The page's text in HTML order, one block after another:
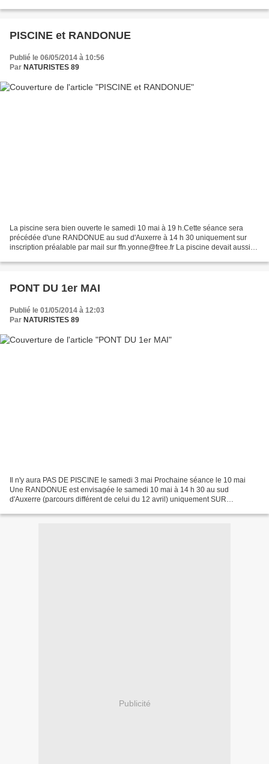
PISCINE et RANDONUE
Publié le 06/05/2014 à 10:56
Par NATURISTES 89
La piscine sera bien ouverte le samedi 10 mai à 19 h.Cette séance sera
précédée d'une RANDONUE au sud d'Auxerre à 14 h 30 uniquement sur
inscription préalable par mail sur ffn.yonne@free.fr La piscine devait aussi
PONT DU 1er MAI
Publié le 01/05/2014 à 12:03
Par NATURISTES 89
Il n'y aura PAS DE PISCINE le samedi 3 mai Prochaine séance le 10 mai
Une RANDONUE est envisagée le samedi 10 mai à 14 h 30 au sud
d'Auxerre (parcours différent de celui du 12 avril) uniquement SUR
Publicité